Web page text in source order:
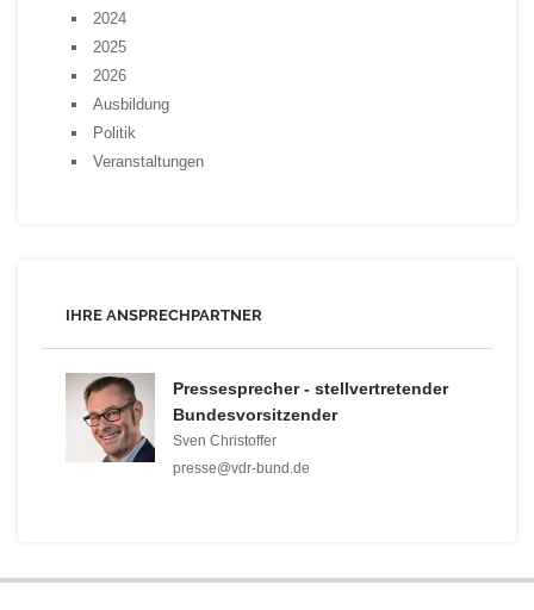
2024
2025
2026
Ausbildung
Politik
Veranstaltungen
IHRE ANSPRECHPARTNER
Pressesprecher - stellvertretender
Bundesvorsitzender
Sven Christoffer
presse@vdr-bund.de